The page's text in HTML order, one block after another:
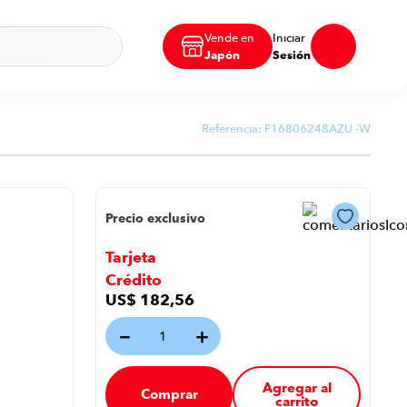
Vende en
Japón
Iniciar
Sesión
Referencia: F16806248AZU -W
Precio exclusivo
Tarjeta
Crédito
US$ 182,56
＋
－
Comprar Agregar al
carrito